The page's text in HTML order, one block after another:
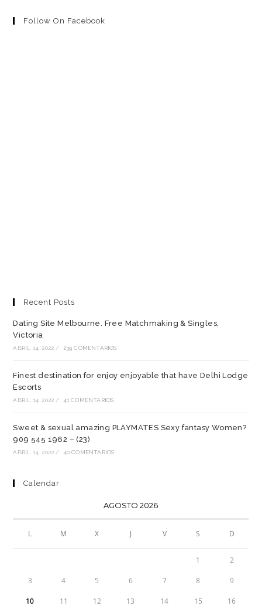
Follow On Facebook
Recent Posts
Dating Site Melbourne. Free Matchmaking & Singles,
Victoria
ABRIL 14, 2022 / 239 COMENTARIOS
Finest destination for enjoy enjoyable that have Delhi Lodge
Escorts
ABRIL 14, 2022 / 41 COMENTARIOS
Sweet & sexual amazing PLAYMATES Sexy fantasy Women?
909 545 1962 – (23)
ABRIL 14, 2022 / 40 COMENTARIOS
Calendar
AGOSTO 2026
L M X J V S D
1 2
3 4 5 6 7 8 9
10 11 12 13 14 15 16